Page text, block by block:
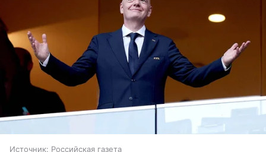
Источник: Российская газета